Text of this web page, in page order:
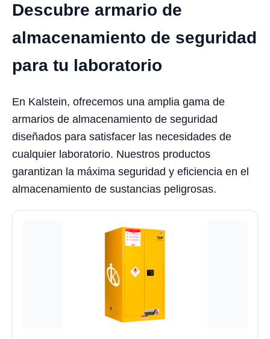
Descubre armario de
almacenamiento de seguridad
para tu laboratorio
En Kalstein, ofrecemos una amplia gama de
armarios de almacenamiento de seguridad
diseñados para satisfacer las necesidades de
cualquier laboratorio. Nuestros productos
garantizan la máxima seguridad y eficiencia en el
almacenamiento de sustancias peligrosas.